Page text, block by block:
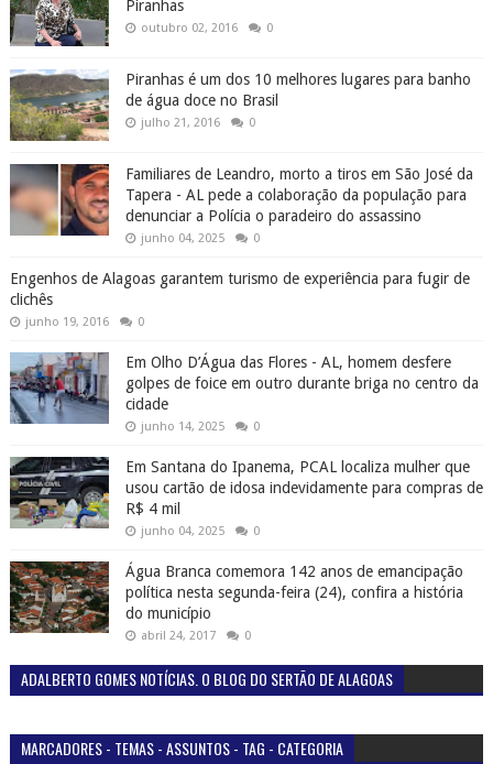
Piranhas
outubro 02, 2016 0
Piranhas é um dos 10 melhores lugares para banho
de água doce no Brasil
julho 21, 2016 0
Familiares de Leandro, morto a tiros em São José da
Tapera - AL pede a colaboração da população para
denunciar a Polícia o paradeiro do assassino
junho 04, 2025 0
Engenhos de Alagoas garantem turismo de experiência para fugir de
clichês
junho 19, 2016 0
Em Olho D’Água das Flores - AL, homem desfere
golpes de foice em outro durante briga no centro da
cidade
junho 14, 2025 0
Em Santana do Ipanema, PCAL localiza mulher que
usou cartão de idosa indevidamente para compras de
R$ 4 mil
junho 04, 2025 0
Água Branca comemora 142 anos de emancipação
política nesta segunda-feira (24), confira a história
do município
abril 24, 2017 0
ADALBERTO GOMES NOTÍCIAS. O BLOG DO SERTÃO DE ALAGOAS
MARCADORES - TEMAS - ASSUNTOS - TAG - CATEGORIA